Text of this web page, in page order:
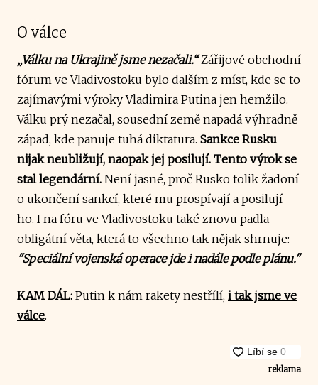
O válce
„Válku na Ukrajině jsme nezačali.“Zářijové obchodní
fórum ve Vladivostoku bylo dalším z míst, kde se to
zajímavými výroky Vladimira Putina jen hemžilo.
Válku prý nezačal, sousední země napadá výhradně
západ, kde panuje tuhá diktatura. Sankce Rusku
nijak neubližují, naopak jej posilují. Tento výrok se
stal legendární. Není jasné, proč Rusko tolik žadoní
o ukončení sankcí, které mu prospívají a posilují
ho. I na fóru veVladivostoku také znovu padla
obligátní věta, která to všechno tak nějak shrnuje:
"Speciální vojenská operace jde i nadále podle plánu."
KAM DÁL: Putin k nám rakety nestřílí, i tak jsme ve
válce.
reklama